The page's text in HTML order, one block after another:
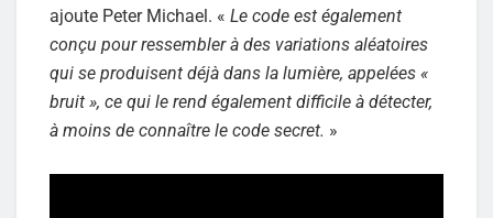
ajoute Peter Michael. « Le code est également
conçu pour ressembler à des variations aléatoires
qui se produisent déjà dans la lumière, appelées «
bruit », ce qui le rend également difficile à détecter,
à moins de connaître le code secret. »